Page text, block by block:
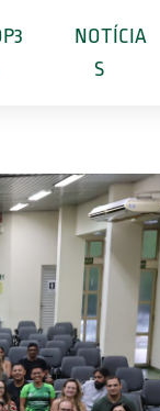
NOTÍCIA
S